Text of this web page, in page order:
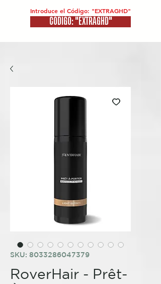
Introduce el Código: "EXTRAGHD"
CÓDIGO: "EXTRAGHD"
SKU: 8033286047379
RoverHair - Prêt-